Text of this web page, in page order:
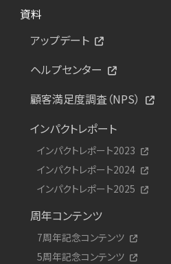
資料
アップデート
ヘルプセンター
顧客満足度調査（NPS）
インパクトレポート
インパクトレポート2023
インパクトレポート2024
インパクトレポート2025
周年コンテンツ
7周年記念コンテンツ
5周年記念コンテンツ